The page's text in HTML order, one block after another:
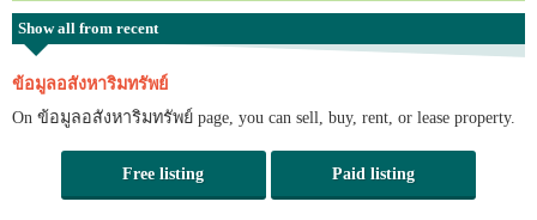
Show all from recent
ข้อมูลอสังหาริมทรัพย์
On ข้อมูลอสังหาริมทรัพย์ page, you can sell, buy, rent, or lease property.
Free listing Paid listing